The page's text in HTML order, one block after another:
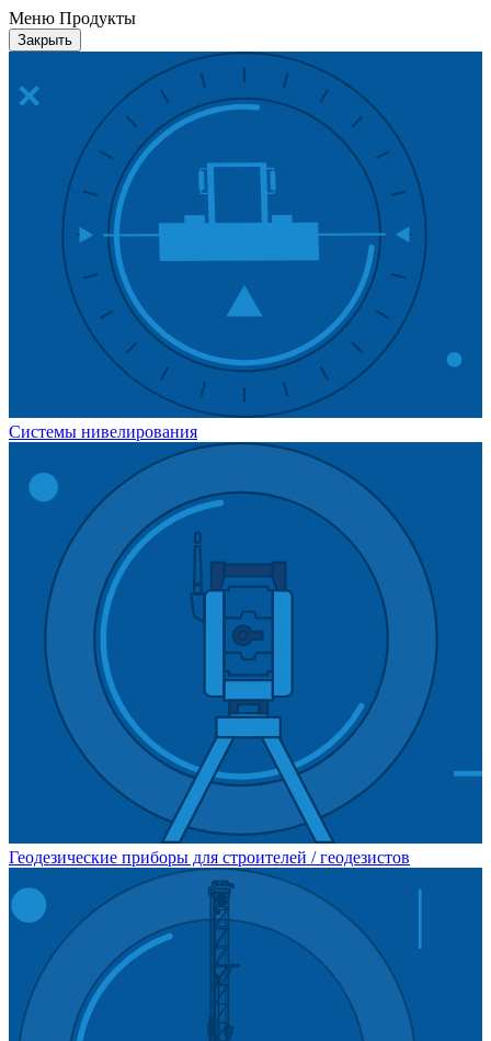
Меню Продукты
Закрыть
Системы нивелирования
Геодезические приборы для строителей / геодезистов